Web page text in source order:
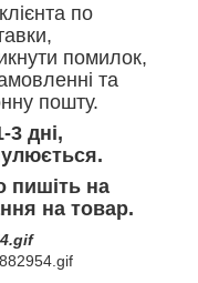
по
помилок,
та
пошту.
3 дні,
пишіть на
на товар.